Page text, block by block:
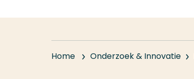
Home Onderzoek & Innovatie